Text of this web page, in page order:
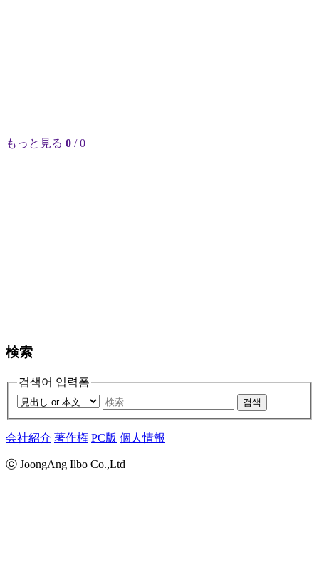
もっと見る 0 / 0
検索
검색어 입력폼
검색
会社紹介 著作権 PC版 個人情報
ⓒ JoongAng Ilbo Co.,Ltd